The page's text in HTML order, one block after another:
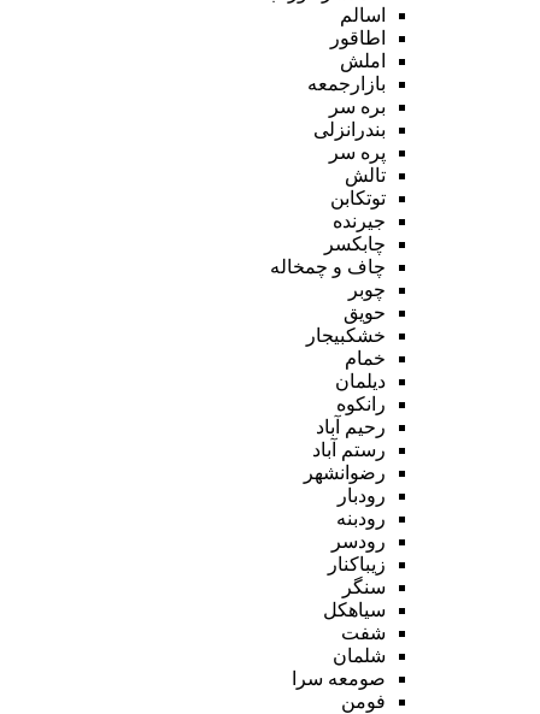
اسالم
اطاقور
املش
بازارجمعه
بره سر
بندرانزلی
پره سر
تالش
توتکابن
جیرنده
چابکسر
چاف و چمخاله
چوبر
حویق
خشکبیجار
خمام
دیلمان
رانکوه
رحیم آباد
رستم آباد
رضوانشهر
رودبار
رودبنه
رودسر
زیباکنار
سنگر
سیاهکل
شفت
شلمان
صومعه سرا
فومن